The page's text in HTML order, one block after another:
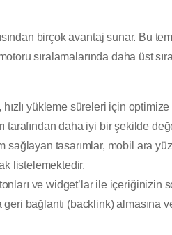
birçok avantaj sunar. Bu
sıralamalarında daha üst
yükleme süreleri için optimize
tarafından daha iyi bir şekilde
tasarımlar, mobil ara
listelemektedir.
ve widget’lar ile içeriğinizin
bağlantı (backlink) almasına